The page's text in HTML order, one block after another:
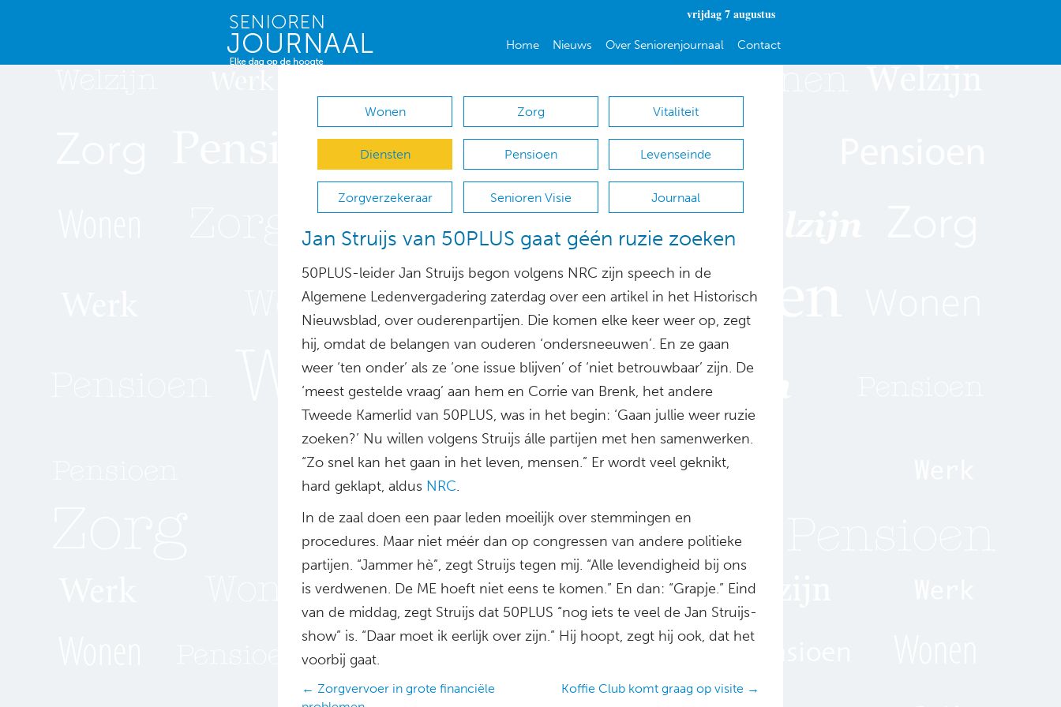
vrijdag 7 augustus
Home Nieuws Over Seniorenjournaal Contact
Wonen Zorg Vitaliteit
Diensten Pensioen Levenseinde
Zorgverzekeraar Senioren Visie Journaal
Jan Struijs van 50PLUS gaat géén ruzie zoeken
50PLUS-leider Jan Struijs begon volgens NRC zijn speech in de
Algemene Ledenvergadering zaterdag over een artikel in het Historisch
Nieuwsblad, over ouderenpartijen. Die komen elke keer weer op, zegt
hij, omdat de belangen van ouderen ‘ondersneeuwen’. En ze gaan
weer ‘ten onder’ als ze ‘one issue blijven’ of ‘niet betrouwbaar’ zijn. De
‘meest gestelde vraag’ aan hem en Corrie van Brenk, het andere
Tweede Kamerlid van 50PLUS, was in het begin: ‘Gaan jullie weer ruzie
zoeken?’ Nu willen volgens Struijs álle partijen met hen samenwerken.
“Zo snel kan het gaan in het leven, mensen.” Er wordt veel geknikt,
hard geklapt, aldus NRC.
In de zaal doen een paar leden moeilijk over stemmingen en
procedures. Maar niet méér dan op congressen van andere politieke
partijen. “Jammer hè”, zegt Struijs tegen mij. “Alle levendigheid bij ons
is verdwenen. De ME hoeft niet eens te komen.” En dan: “Grapje.” Eind
van de middag, zegt Struijs dat 50PLUS “nog iets te veel de Jan Struijs-
show” is. “Daar moet ik eerlijk over zijn.” Hij hoopt, zegt hij ook, dat het
voorbij gaat.
Posts
← Zorgvervoer in grote financiële
Koffie Club komt graag op visite →